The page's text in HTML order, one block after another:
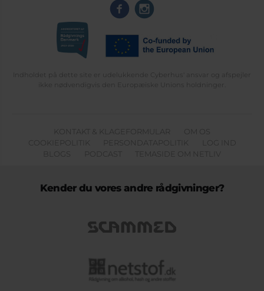
Indholdet på dette site er udelukkende Cyberhus' ansvar og afspejler
ikke nødvendigvis den Europæiske Unions holdninger.
KONTAKT & KLAGEFORMULAR
OM OS
COOKIEPOLITIK
PERSONDATAPOLITIK
LOG IND
BLOGS
PODCAST TEMASIDE OM NETLIV
Kender du vores andre rådgivninger?